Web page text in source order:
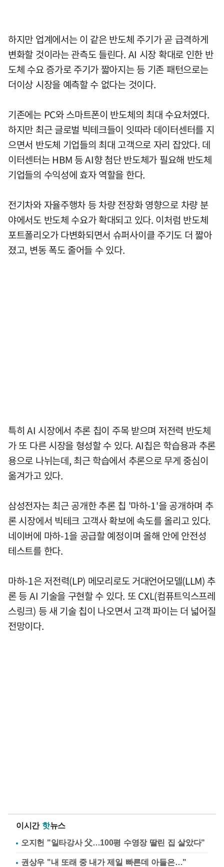
하지만 업계에서는 이 같은 반도체 주기가 곧 급격하게
변화할 것이라는 관측도 들린다. AI 시장 확대로 인한 반
도체 수요 증가로 주기가 짧아지는 등 기존 패턴으로는
더이상 시장을 예측할 수 없다는 것이다.
기존에는 PC와 스마트폰이 반도체의 최대 수요처였다.
하지만 최근 글로벌 빅테크들이 잇따라 데이터센터를 지
으면서 반도체 기업들의 최대 고객으로 자리 잡았다. 데
이터센터는 HBM 등 AI향 첨단 반도체가 필요해 반도체
기업들의 수익성에 효자 역할을 한다.
전기차와 자율주행차 등 차량 전장화 영향으로 차량 분
야에서도 반도체 수요가 확대되고 있다. 이처럼 반도체
포트폴리오가 다변화되면서 슈퍼사이클 주기도 더 짧아
졌고, 변동 폭도 줄어들 수 있다.
특히 AI 시장에서 추론 칩이 주목 받으며 저전력 반도체
가 또 다른 시장을 형성할 수 있다. AI칩은 학습용과 추론
용으로 나뉘는데, 최근 학습에서 추론으로 무게 중심이
옮겨가고 있다.
삼성전자는 최근 공개한 추론 칩 '마하-1'을 공개하며 추
론 시장에서 빅테크 고객사 확보에 속도를 올리고 있다.
네이버에 마하-1을 공급할 예정이며 올해 안에 안전성
테스트를 한다.
마하-1은 저전력(LP) 메모리로도 거대언어모델(LLM) 추
론 등 AI 기술을 구현할 수 있다. 또 CXL(컴퓨트익스프레
스링크) 등 새 기술 칩이 나오면서 고객 파이는 더 넓어질
전망이다.
이시간 핫뉴스
오지헌 "일타강사 父…100평 수영장 딸린 집 살았다"
권상우 "내 또래 중 내가 제일 빠른데 아들은…"